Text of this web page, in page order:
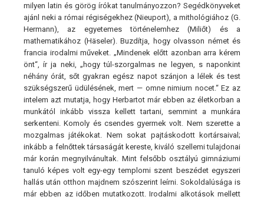
milyen latin és görög írókat tanulmányozzon? Segédkönyveket
ajánl neki a római régiségekhez (Nieuport), a mithológiához (G.
Hermann), az egyetemes történelemhez (Miliőt) és a
mathematikához (Häseler). Buzdítja, hogy olvasson német és
francia irodalmi műveket. „Mindenek előtt azonban arra kérem
önt“, ír ja neki, „hogy túl-szorgalmas ne legyen, s naponkint
néhány órát, sőt gyakran egész napot szánjon a lélek és test
szükségszerű üdülésének, mert — omne nimium nocet.“ Ez az
intelem azt mutatja, hogy Herbartot már ebben az életkorban a
munkától inkább vissza kellett tartani, semmint a munkára
serkenteni. Komoly és csendes gyermek volt. Nem szerette a
mozgalmas játékokat. Nem sokat pajtáskodott kortársaival;
inkább a felnőttek társaságát kereste, kiváló szellemi tulajdonai
már korán megnyilvánultak. Mint felsőbb osztályú gimnáziumi
tanuló képes volt egy-egy templomi szent beszédet egyszeri
hallás után otthon majdnem szószerint leírni. Sokoldalúsága is
már ebben az időben mutatkozott. Irodalmi alkotások mellett